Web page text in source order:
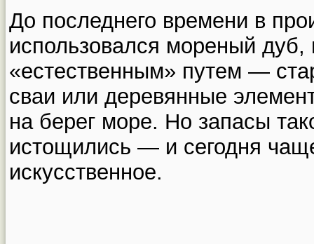
До последнего времени в
использовался мореный
«естественным» путем —
сваи или деревянные
на берег море. Но запасы
истощились — и сегодня
искусственное.